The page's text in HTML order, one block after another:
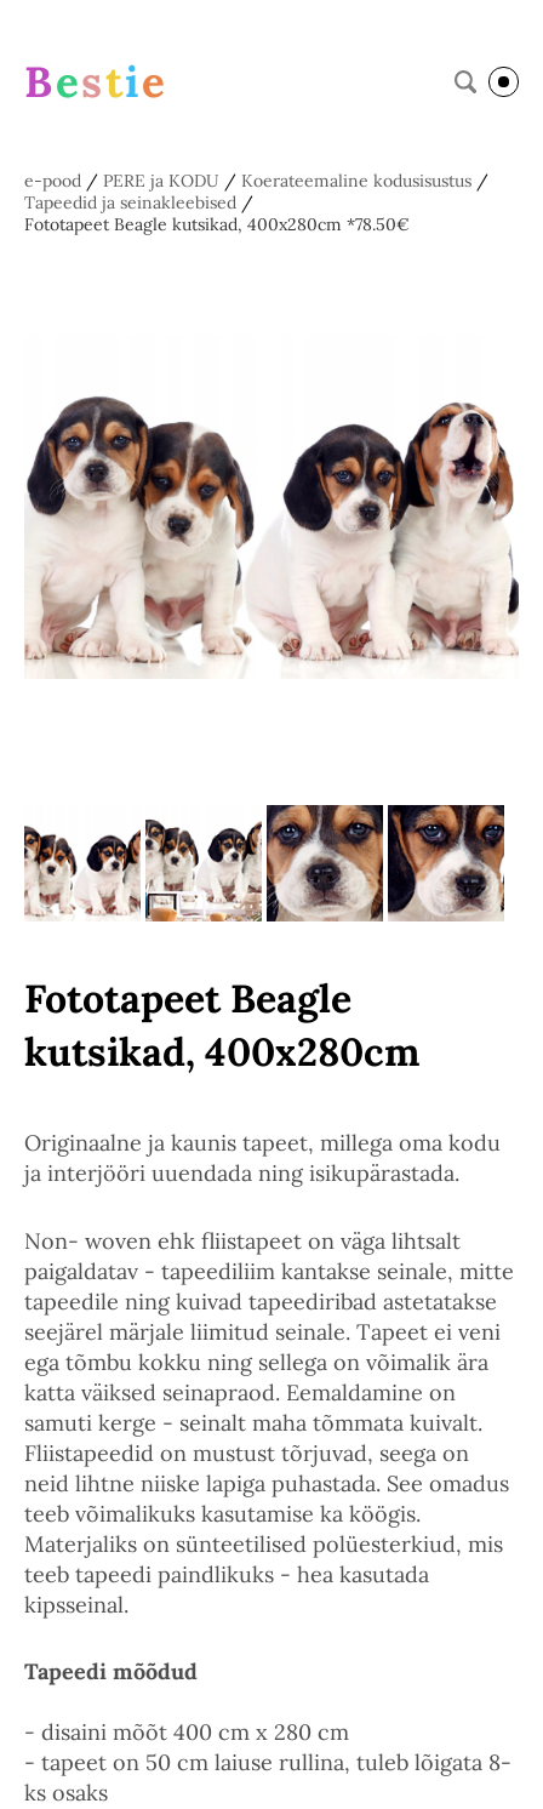
Bestie
e-pood / PERE ja KODU / Koerateemaline kodusisustus /
Tapeedid ja seinakleebised /
Fototapeet Beagle kutsikad, 400x280cm *78.50€
Fototapeet Beagle
kutsikad, 400x280cm
Originaalne ja kaunis tapeet, millega oma kodu
ja interjööri uuendada ning isikupärastada.
Non- woven ehk fliistapeet on väga lihtsalt
paigaldatav - tapeediliim kantakse seinale, mitte
tapeedile ning kuivad tapeediribad astetatakse
seejärel märjale liimitud seinale. Tapeet ei veni
ega tõmbu kokku ning sellega on võimalik ära
katta väiksed seinapraod. Eemaldamine on
samuti kerge - seinalt maha tõmmata kuivalt.
Fliistapeedid on mustust tõrjuvad, seega on
neid lihtne niiske lapiga puhastada. See omadus
teeb võimalikuks kasutamise ka köögis.
Materjaliks on sünteetilised polüesterkiud, mis
teeb tapeedi paindlikuks - hea kasutada
kipsseinal.
Tapeedi mõõdud
- disaini mõõt 400 cm x 280 cm
- tapeet on 50 cm laiuse rullina, tuleb lõigata 8-
ks osaks